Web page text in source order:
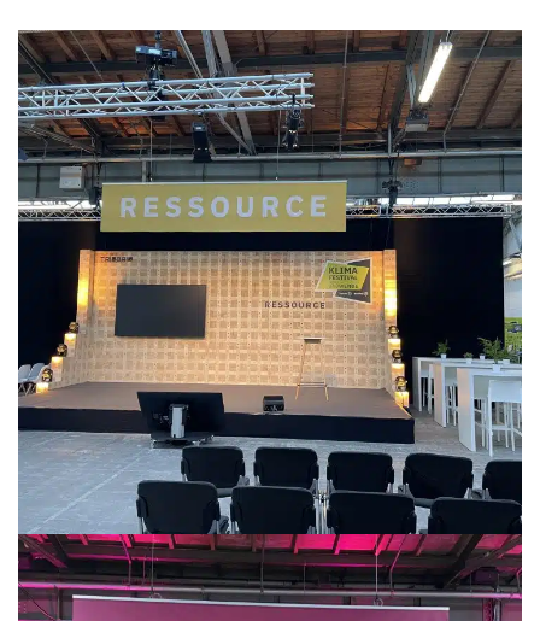
KLIMAFESTIVAL 2025
MESSEBAU